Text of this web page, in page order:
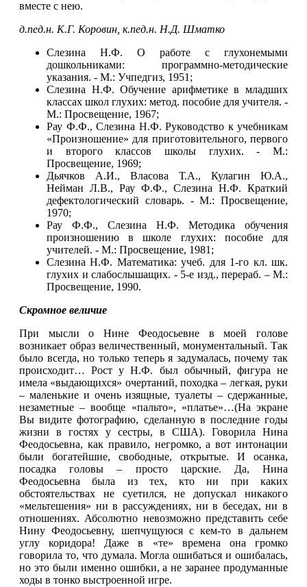
вместе с нею.
д.пед.н. К.Г. Коровин, к.пед.н. Н.Д. Шматко
Слезина Н.Ф. О работе с глухонемыми
дошкольниками: программно-методические
указания. - М.: Учпедгиз, 1951;
Слезина Н.Ф. Обучение арифметике в младших
классах школ глухих: метод. пособие для учителя. -
М.: Просвещение, 1967;
Рау Ф.Ф., Слезина Н.Ф. Руководство к учебникам
«Произношение» для приготовительного, первого
и второго классов школы глухих. - М.:
Просвещение, 1969;
Дьячков А.И., Власова Т.А., Кулагин Ю.А.,
Нейман Л.В., Рау Ф.Ф., Слезина Н.Ф. Краткий
дефектологический словарь. - М.: Просвещение,
1970;
Рау Ф.Ф., Слезина Н.Ф. Методика обучения
произношению в школе глухих: пособие для
учителей. - М.: Просвещение, 1981;
Слезина Н.Ф. Математика: учеб. для 1-го кл. шк.
глухих и слабослышащих. - 5-е изд., перераб. – М.:
Просвещение, 1990.
Скромное величие
При мысли о Нине Феодосьевне в моей голове
возникает образ величественный, монументальный. Так
было всегда, но только теперь я задумалась, почему так
происходит… Рост у Н.Ф. был обычный, фигура не
имела «выдающихся» очертаний, походка – легкая, руки
– маленькие и очень изящные, туалеты – сдержанные,
незаметные – вообще «пальто», «платье»…(На экране
Вы видите фотографию, сделанную в последние годы
жизни в гостях у сестры, в США). Говорила Нина
Феодосьевна, как правило, негромко, а вот интонации
были богатейшие, свободные, открытые. И осанка,
посадка головы – просто царские. Да, Нина
Феодосьевна была из тех, кто ни при каких
обстоятельствах не суетился, не допускал никакого
«мельтешения» ни в рассуждениях, ни в беседах, ни в
отношениях. Абсолютно невозможно представить себе
Нину Феодосьевну, шепчущуюся с кем-то в дальнем
углу коридора! Даже в «те» времена она громко
говорила то, что думала. Могла ошибаться и ошибалась,
но это были именно ошибки, а не заранее продуманные
ходы в тонко выстроенной игре.